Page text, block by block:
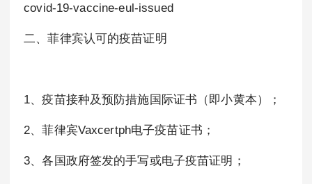
covid-19-vaccine-eul-issued
二、菲律宾认可的疫苗证明
1、疫苗接种及预防措施国际证书（即小黄本）；
2、菲律宾Vaxcertph电子疫苗证书；
3、各国政府签发的手写或电子疫苗证明；